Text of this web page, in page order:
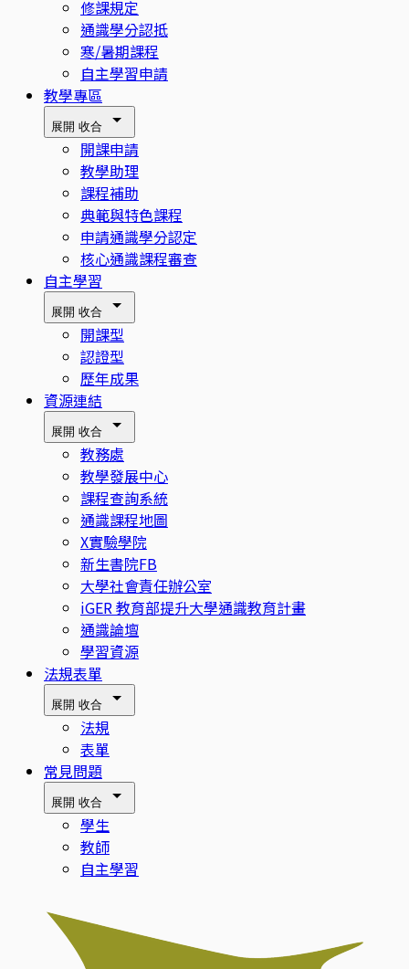
修課規定
通識學分認抵
寒/暑期課程
自主學習申請
教學專區
展開 收合
開課申請
教學助理
課程補助
典範與特色課程
申請通識學分認定
核心通識課程審查
自主學習
展開 收合
開課型
認證型
歷年成果
資源連結
展開 收合
教務處
教學發展中心
課程查詢系統
通識課程地圖
X實驗學院
新生書院FB
大學社會責任辦公室
iGER 教育部提升大學通識教育計畫
通識論壇
學習資源
法規表單
展開 收合
法規
表單
常見問題
展開 收合
學生
教師
自主學習